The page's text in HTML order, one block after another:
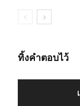
ทิ้งคำตอบไว้